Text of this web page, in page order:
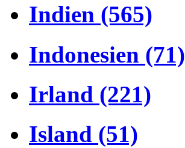
Indien (565)
Indonesien (71)
Irland (221)
Island (51)